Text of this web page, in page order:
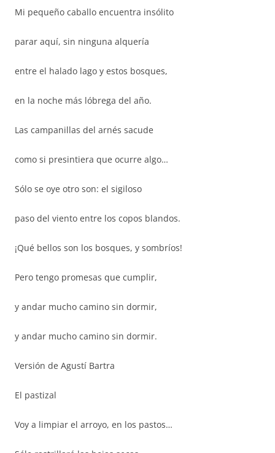
Mi pequeño caballo encuentra insólito
parar aquí, sin ninguna alquería
entre el halado lago y estos bosques,
en la noche más lóbrega del año.
Las campanillas del arnés sacude
como si presintiera que ocurre algo…
Sólo se oye otro son: el sigiloso
paso del viento entre los copos blandos.
¡Qué bellos son los bosques, y sombríos!
Pero tengo promesas que cumplir,
y andar mucho camino sin dormir,
y andar mucho camino sin dormir.
Versión de Agustí Bartra
El pastizal
Voy a limpiar el arroyo, en los pastos…